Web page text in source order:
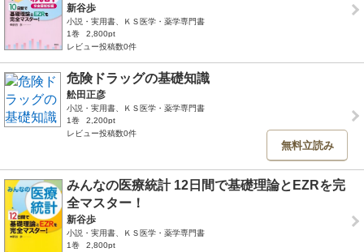
新谷歩
小説・実用書、ＫＳ医学・薬学専門書
1巻
2,800pt
レビュー投稿数0件
危険ドラッグの基礎知識
舩田正彦
小説・実用書、ＫＳ医学・薬学専門書
1巻
2,200pt
レビュー投稿数0件
無料立読み
みんなの医療統計 12日間で基礎理論とEZRを完
全マスター！
新谷歩
小説・実用書、ＫＳ医学・薬学専門書
1巻
2,800pt